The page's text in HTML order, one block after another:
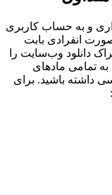
و به حساب کاربری
انفرادی بابت
دانلود وب‌سایت را
به تمامی مادهای
داشته باشید. برای